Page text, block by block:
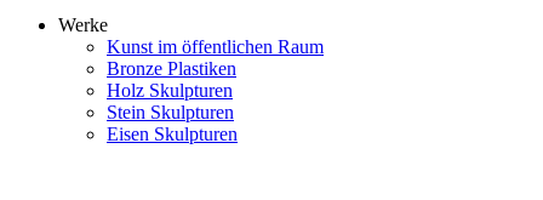
Werke
Kunst im öffentlichen Raum
Bronze Plastiken
Holz Skulpturen
Stein Skulpturen
Eisen Skulpturen